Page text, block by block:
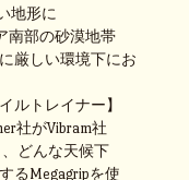
地形に
南部の砂漠地帯
厳しい環境下にお
ルトレイナー】
社がVibram社
どんな天候下
るMegagripを使